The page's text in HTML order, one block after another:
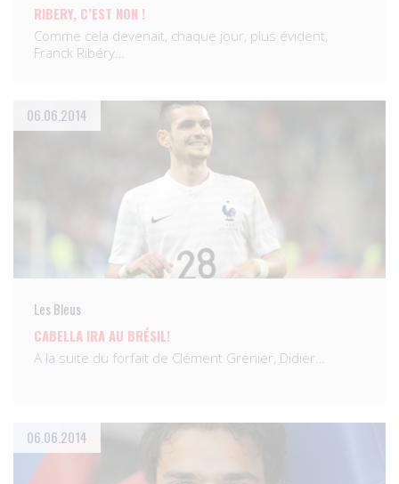
RIBERY, C’EST NON !
Comme cela devenait, chaque jour, plus évident,
Franck Ribéry…
06.06.2014
Les Bleus
CABELLA IRA AU BRÉSIL!
A la suite du forfait de Clément Grenier, Didier…
06.06.2014